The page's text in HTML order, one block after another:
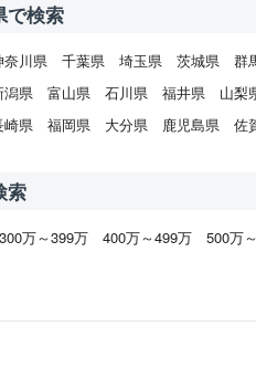
で検索
奈川県 千葉県 埼玉県 茨城県 群
潟県 富山県 石川県 福井県 山梨
崎県 福岡県 大分県 鹿児島県 佐
索
300万～399万 400万～499万 500万